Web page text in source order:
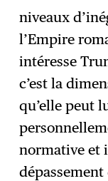
niveaux
l’Empire
intéresse
c’est la
qu’elle peut
normative et